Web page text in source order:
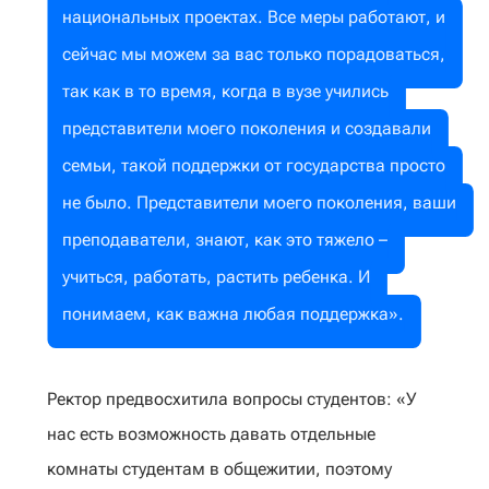
национальных проектах. Все меры работают, и
сейчас мы можем за вас только порадоваться,
так как в то время, когда в вузе учились
представители моего поколения и создавали
семьи, такой поддержки от государства просто
не было. Представители моего поколения, ваши
преподаватели, знают, как это тяжело –
учиться, работать, растить ребенка. И
понимаем, как важна любая поддержка».
Ректор предвосхитила вопросы студентов: «У
нас есть возможность давать отдельные
комнаты студентам в общежитии, поэтому